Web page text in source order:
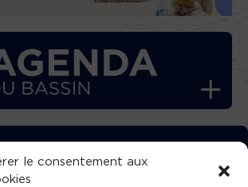
le consentement aux
GRATUITEMENT